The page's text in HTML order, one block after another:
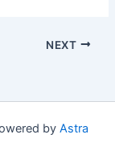
NEXT
by Astra